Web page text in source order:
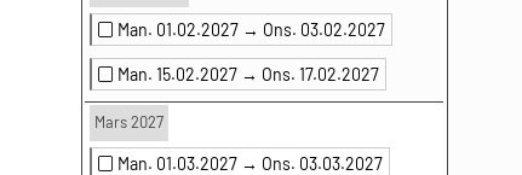
Man. 01.02.2027 → Ons. 03.02.2027
Man. 15.02.2027 → Ons. 17.02.2027
Mars 2027
Man. 01.03.2027 → Ons. 03.03.2027